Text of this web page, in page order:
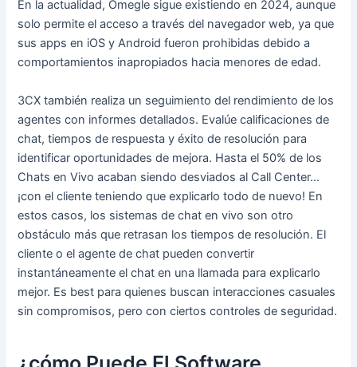
En la actualidad, Omegle sigue existiendo en 2024, aunque
solo permite el acceso a través del navegador web, ya que
sus apps en iOS y Android fueron prohibidas debido a
comportamientos inapropiados hacia menores de edad.
3CX también realiza un seguimiento del rendimiento de los
agentes con informes detallados. Evalúe calificaciones de
chat, tiempos de respuesta y éxito de resolución para
identificar oportunidades de mejora. Hasta el 50% de los
Chats en Vivo acaban siendo desviados al Call Center…
¡con el cliente teniendo que explicarlo todo de nuevo! En
estos casos, los sistemas de chat en vivo son otro
obstáculo más que retrasan los tiempos de resolución. El
cliente o el agente de chat pueden convertir
instantáneamente el chat en una llamada para explicarlo
mejor. Es best para quienes buscan interacciones casuales
sin compromisos, pero con ciertos controles de seguridad.